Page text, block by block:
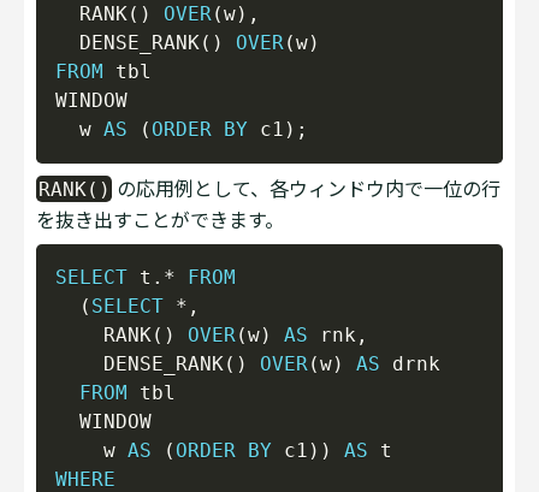
  RANK
( ) OVER (w) ,
  DENSE_RANK
( ) OVER (w)
FROM tbl
WINDOW
  w
AS ( ORDER BY c1 ) ;
RANK() の応用例として、各ウィンドウ内で一位の行
を抜き出すことができます。
SELECT t . *
FROM
( SELECT * ,
    RANK
( ) OVER (w) AS rnk ,
    DENSE_RANK
( ) OVER (w) AS drnk
FROM tbl
  WINDOW
    w
AS ( ORDER BY c1 ) ) AS
WHERE